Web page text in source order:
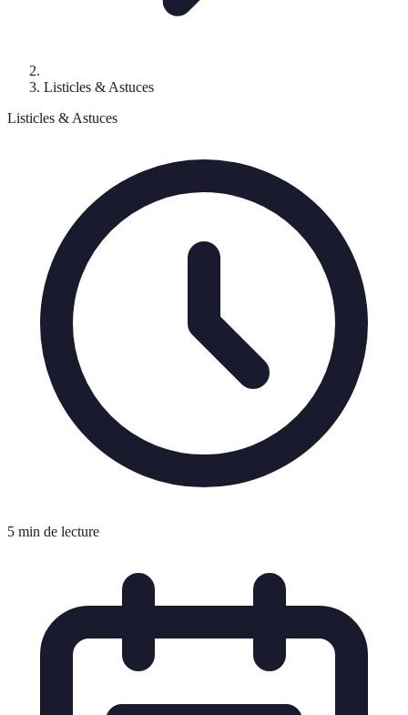
Listicles & Astuces
Listicles & Astuces
5 min de lecture